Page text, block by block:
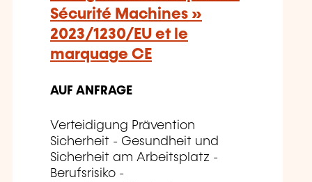
Sécurité Machines »
2023/1230/EU et le
marquage CE
AUF ANFRAGE
Verteidigung Prävention
Sicherheit - Gesundheit und
Sicherheit am Arbeitsplatz -
Berufsrisiko -